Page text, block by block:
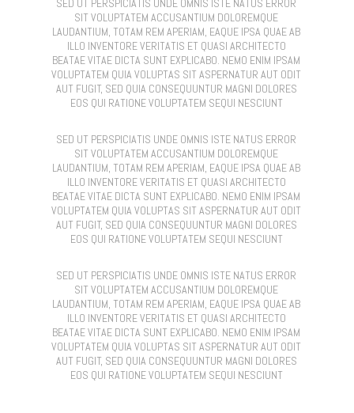
SED UT PERSPICIATIS UNDE OMNIS ISTE NATUS ERROR
SIT VOLUPTATEM ACCUSANTIUM DOLOREMQUE
LAUDANTIUM, TOTAM REM APERIAM, EAQUE IPSA QUAE AB
ILLO INVENTORE VERITATIS ET QUASI ARCHITECTO
BEATAE VITAE DICTA SUNT EXPLICABO. NEMO ENIM IPSAM
VOLUPTATEM QUIA VOLUPTAS SIT ASPERNATUR AUT ODIT
AUT FUGIT, SED QUIA CONSEQUUNTUR MAGNI DOLORES
EOS QUI RATIONE VOLUPTATEM SEQUI NESCIUNT
SED UT PERSPICIATIS UNDE OMNIS ISTE NATUS ERROR
SIT VOLUPTATEM ACCUSANTIUM DOLOREMQUE
LAUDANTIUM, TOTAM REM APERIAM, EAQUE IPSA QUAE AB
ILLO INVENTORE VERITATIS ET QUASI ARCHITECTO
BEATAE VITAE DICTA SUNT EXPLICABO. NEMO ENIM IPSAM
VOLUPTATEM QUIA VOLUPTAS SIT ASPERNATUR AUT ODIT
AUT FUGIT, SED QUIA CONSEQUUNTUR MAGNI DOLORES
EOS QUI RATIONE VOLUPTATEM SEQUI NESCIUNT
SED UT PERSPICIATIS UNDE OMNIS ISTE NATUS ERROR
SIT VOLUPTATEM ACCUSANTIUM DOLOREMQUE
LAUDANTIUM, TOTAM REM APERIAM, EAQUE IPSA QUAE AB
ILLO INVENTORE VERITATIS ET QUASI ARCHITECTO
BEATAE VITAE DICTA SUNT EXPLICABO. NEMO ENIM IPSAM
VOLUPTATEM QUIA VOLUPTAS SIT ASPERNATUR AUT ODIT
AUT FUGIT, SED QUIA CONSEQUUNTUR MAGNI DOLORES
EOS QUI RATIONE VOLUPTATEM SEQUI NESCIUNT